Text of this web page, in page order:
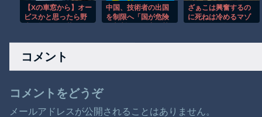
【Xの車窓から】オー
ビスかと思ったら野
中国、技術者の出国
を制限へ「国が危険
ざぁこは興奮するの
に死ねは冷めるマゾ
え♡死ね♡」ワイ
コメント
コメントをどうぞ
メールアドレスが公開されることはありません。